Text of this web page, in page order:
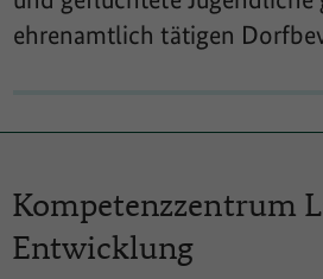
ehrenamtlich tätigen
Kompetenzzentrum
Entwicklung